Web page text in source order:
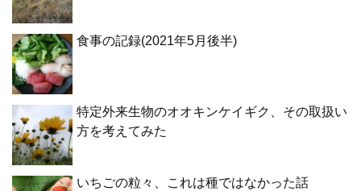
食事の記録(2021年5月後半)
特定外来生物のオオキンケイギク、その取扱い
方を考えてみた
いちごの粒々、これは種ではなかった話